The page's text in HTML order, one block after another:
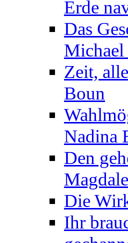
Erde
Das
Zeit,
Boun
Nadina
Den
Die
Ihr